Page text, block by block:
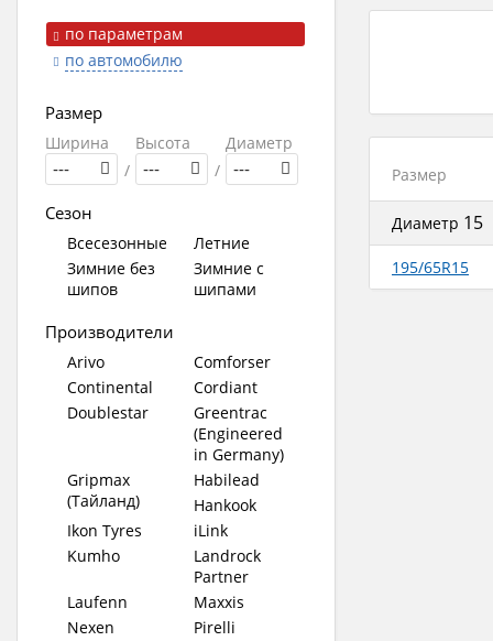
по параметрам
по автомобилю
Размер
Ширина
--- /
Высота
--- /
Диаметр
---
Сезон
Всесезонные
Летние
Зимние без
шипов
Зимние с
шипами
Производители
Arivo
Comforser
Continental
Cordiant
Doublestar
Greentrac
(Engineered
in Germany)
Gripmax
(Тайланд)
Habilead
Hankook
Ikon Tyres
iLink
Kumho
Landrock
Partner
Laufenn
Maxxis
Nexen
Pirelli
Размер
Диаметр 15
195/65R15